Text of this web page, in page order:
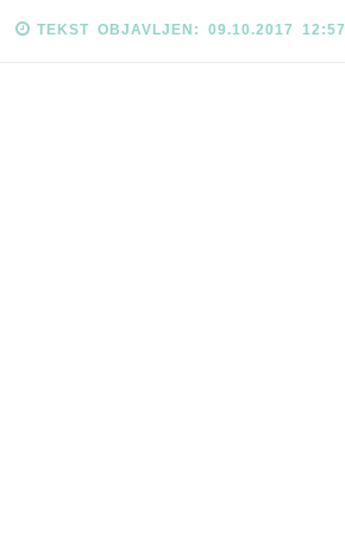
TEKST OBJAVLJEN: 09.10.2017 12:57